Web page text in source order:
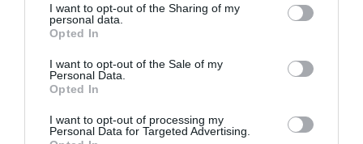
I want to opt-out of the Sharing of my
personal data.
Opted In
I want to opt-out of the Sale of my
Personal Data.
Opted In
I want to opt-out of processing my
Personal Data for Targeted Advertising.